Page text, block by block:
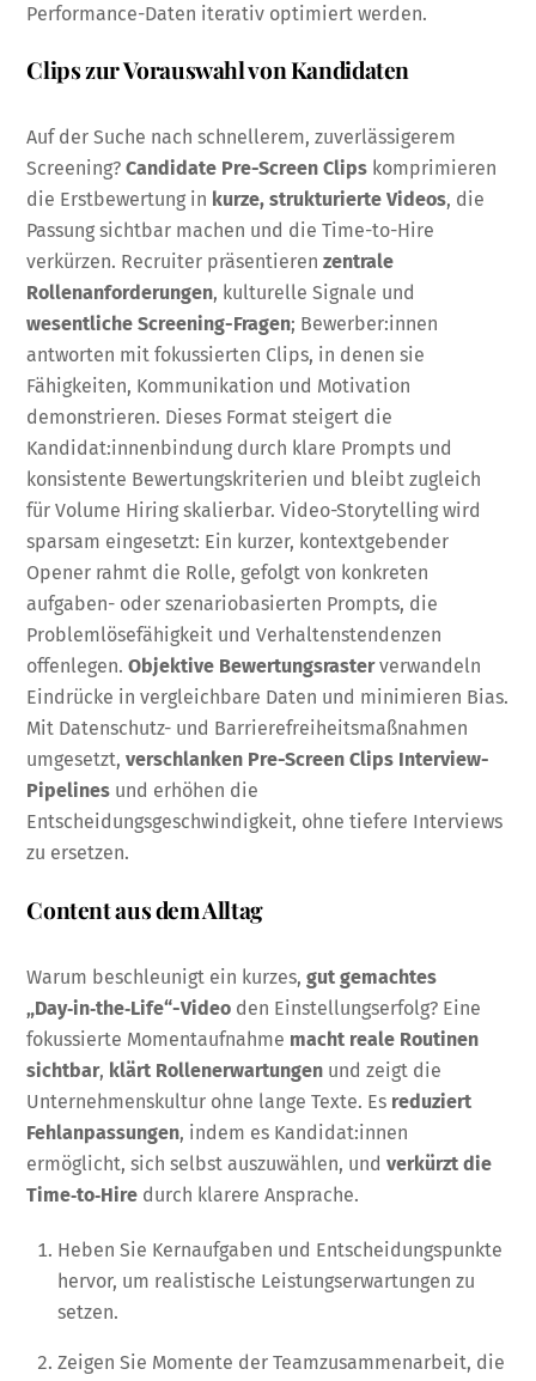
Performance-Daten iterativ optimiert werden.
Clips zur Vorauswahl von Kandidaten
Auf der Suche nach schnellerem, zuverlässigerem
Screening?Candidate Pre-Screen Clips komprimieren
die Erstbewertung in kurze, strukturierte Videos, die
Passung sichtbar machen und die Time-to-Hire
verkürzen. Recruiter präsentierenzentrale
Rollenanforderungen, kulturelle Signale und
wesentliche Screening-Fragen; Bewerber:innen
antworten mit fokussierten Clips, in denen sie
Fähigkeiten, Kommunikation und Motivation
demonstrieren. Dieses Format steigert die
Kandidat:innenbindung durch klare Prompts und
konsistente Bewertungskriterien und bleibt zugleich
für Volume Hiring skalierbar. Video-Storytelling wird
sparsam eingesetzt: Ein kurzer, kontextgebender
Opener rahmt die Rolle, gefolgt von konkreten
aufgaben- oder szenariobasierten Prompts, die
Problemlösefähigkeit und Verhaltenstendenzen
offenlegen.Objektive Bewertungsrasterverwandeln
Eindrücke in vergleichbare Daten und minimieren Bias.
Mit Datenschutz- und Barrierefreiheitsmaßnahmen
umgesetzt,verschlanken Pre-Screen Clips Interview-
Pipelines und erhöhen die
Entscheidungsgeschwindigkeit, ohne tiefere Interviews
zu ersetzen.
Content aus dem Alltag
Warum beschleunigt ein kurzes,gut gemachtes
„Day‑in‑the‑Life“-Video den Einstellungserfolg? Eine
fokussierte Momentaufnahme macht reale Routinen
sichtbar, klärt Rollenerwartungen und zeigt die
Unternehmenskultur ohne lange Texte. Es reduziert
Fehlanpassungen, indem es Kandidat:innen
ermöglicht, sich selbst auszuwählen, undverkürzt die
Time‑to‑Hire durch klarere Ansprache.
Heben Sie Kernaufgaben und Entscheidungspunkte
hervor, um realistische Leistungserwartungen zu
setzen.
Zeigen Sie Momente der Teamzusammenarbeit, die